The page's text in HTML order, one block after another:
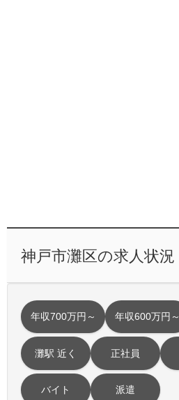
神戸市灘区の求人状況
年収700万円～ 年収600万円～
灘駅 近く 正社員
バイト 派遣